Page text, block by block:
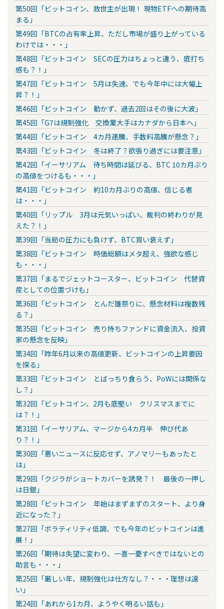
第50回「ビットコイン、救世主が出現！ 現物ETFへの期待高
まる」
第49回「BTCの占有率上昇、ただし市場が盛り上がっている
わけでは・・・」
第48回「ビットコイン SECの圧力はちょっと違う、底打ち
感も？！」
第47回「ビットコイン 5月は失速、でも今年中には大幅上
昇？！」
第46回「ビットコイン 動かず、過去2回はその後に大波」
第45回「G7は規制強化 交換業大手はカナダから日本へ」
第44回「ビットコイン 4カ月連騰、手数料高騰が懸念？」
第43回「ビットコイン 冬は終了？欲張り過ぎには要注意」
第42回「イーサリアム 待ち時間は延びる、BTC 10カ月ぶり
の高値をつけるも・・・」
第41回「ビットコイン 約10カ月ぶりの高値、信じる者
は・・・」
第40回「リップル 3月は元気いっぱい、裁判の終わりが見
えた？！」
第39回「当局の圧力にも負けず、BTC買い衰えず」
第38回「ビットコイン 時価総額はメタ超え、強欲な感じ
も・・・」
第37回「まるでジェットコースター、ビットコイン 代替資
産としての位置づけも」
第36回「ビットコイン とんだ雛祭りに、懸念材料は複数残
る？」
第35回「ビットコイン 売り持ちファンドに資金流入、投資
家の懸念を反映」
第34回「昨年6月以来の高値更新、ビットコインの上昇要因
を探る」
第33回「ビットコイン とばっちり食らう、PoWには関係な
し？」
第32回「ビットコイン、2月も底堅い クリスマスまでに
は？！」
第31回「イーサリアム、マージから4カ月半 伸び代あ
り？！」
第30回「悪いニュースに反応せず、アノマリーもあったと
は」
第29回「クジラがショートカバーを誘発？！ 最後の一押し
は日銀」
第28回「ビットコイン 年始はまずまずのスタート、より身
近になった？」
第27回「ボラティリティ低調、でも今年のビットコインは進
展！」
第26回「期待は失望に変わり、一喜一憂すべきではないとの
助言も・・・」
第25回「厳しい年、規制強化は仕方なし？・・・理想は遠
い」
第24回「あれから1カ月、ようやく明るい話も」